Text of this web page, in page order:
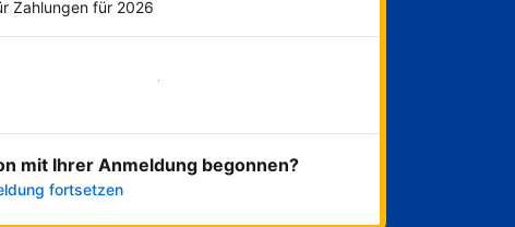
Zahlungen für 2026
Jetzt loslegen
mit Ihrer Anmeldung begonnen?
fortsetzen